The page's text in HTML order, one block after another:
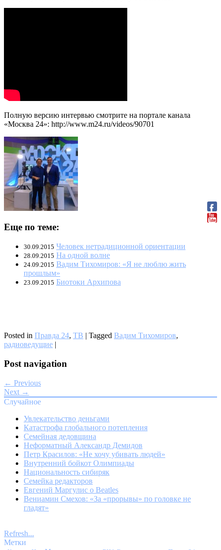
Полную версию интервью смотрите на портале канала
«Москва 24»: http://www.m24.ru/videos/90701
Еще по теме:
30.09.2015 Человек нетрадиционной ориентации
28.09.2015 На одной волне
24.09.2015 Вадим Тихомиров: «Я не люблю жить
прошлым»
23.09.2015 Биотоки Архипова
Posted in Правда 24, ТВ | Tagged Вадим Тихомиров,
радиоведущие |
Post navigation
← Previous
Next →
Случайное
Увлекательство деньгами
Катастрофа глобального потепления
Семейная дедовщина
Неформатный Александр Демидов
Петр Красилов: «Не хочу убивать людей»
Внутренний бойкот Олимпиады
Национальность сибиряк
Семейка редакторов
Евгений Маргулис о Beatles
Вениамин Смехов: «За «прорывы» по головке не
гладят»
Refresh...
Метки